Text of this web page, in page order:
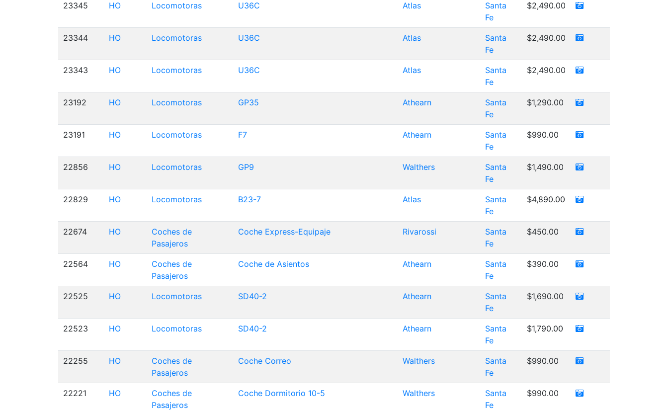
23345 HO Locomotoras U36C Atlas
Santa
Fe
$2,490.00
23344 HO Locomotoras U36C Atlas
Santa
Fe
$2,490.00
23343 HO Locomotoras U36C Atlas
Santa
Fe
$2,490.00
23192 HO Locomotoras GP35 Athearn
Santa
Fe
$1,290.00
23191 HO Locomotoras F7 Athearn
Santa
Fe
$990.00
22856 HO Locomotoras GP9 Walthers
Santa
Fe
$1,490.00
22829 HO Locomotoras B23-7 Atlas
Santa
Fe
$4,890.00
22674 HO
Coches de
Pasajeros
Coche Express-Equipaje Rivarossi
Santa
Fe
$450.00
22564 HO
Coches de
Pasajeros
Coche de Asientos Athearn
Santa
Fe
$390.00
22525 HO Locomotoras SD40-2 Athearn
Santa
Fe
$1,690.00
22523 HO Locomotoras SD40-2 Athearn
Santa
Fe
$1,790.00
22255 HO
Coches de
Pasajeros
Coche Correo Walthers
Santa
Fe
$990.00
22221 HO
Coches de
Pasajeros
Coche Dormitorio 10-5 Walthers
Santa
Fe
$990.00